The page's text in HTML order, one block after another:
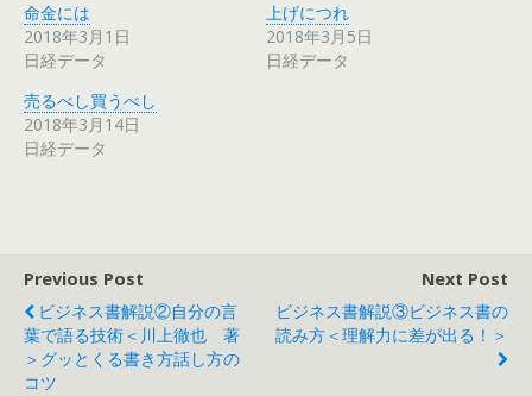
命金には
2018年3月1日
日経データ
上げにつれ
2018年3月5日
日経データ
売るべし買うべし
2018年3月14日
日経データ
Previous Post
ビジネス書解説②自分の言
葉で語る技術＜川上徹也 著
＞グッとくる書き方話し方の
コツ
Next Post
ビジネス書解説③ビジネス書の
読み方＜理解力に差が出る！＞